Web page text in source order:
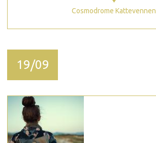
Cosmodrome Kattevennen
19/09